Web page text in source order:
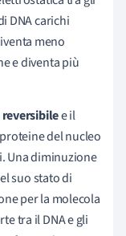
DNA carichi
meno
e diventa più
e il
del nucleo
Una diminuzione
suo stato di
per la molecola
tra il DNA e gli